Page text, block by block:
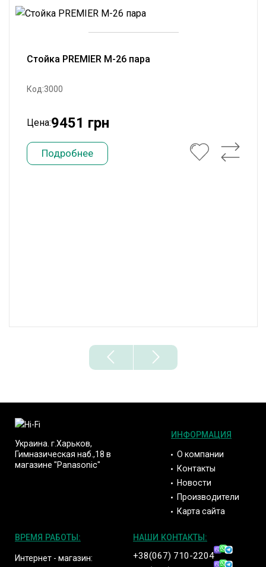
Стойка PREMIER M-26 пара
Код:3000
Цена:9451 грн
Подробнее
Украина. г.Харьков,
Гимназическая наб.,18 в
магазине "Panasonic"
ИНФОРМАЦИЯ
О компании
Контакты
Новости
Производители
Карта сайта
ВРЕМЯ РАБОТЫ:
Интернет - магазин:
НАШИ КОНТАКТЫ:
+38(067) 710-2204